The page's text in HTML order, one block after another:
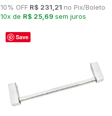
10% OFF R$ 231,21 no Pix/Boleto
10x de R$ 25,69 sem juros
Save